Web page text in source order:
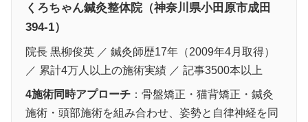
くろちゃん鍼灸整体院（神奈川県小田原市成田
394-1）
院長 黒柳俊英 ／ 鍼灸師歴17年（2009年4月取得）
／ 累計4万人以上の施術実績 ／ 記事3500本以上
4施術同時アプローチ ：骨盤矯正・猫背矯正・鍼灸
施術・頭部施術を組み合わせ、姿勢と自律神経を同